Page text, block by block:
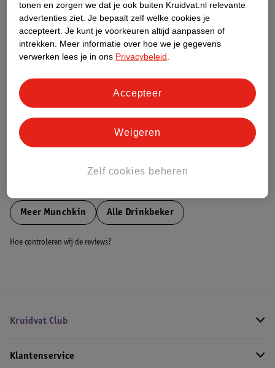
Etiketinformatie
Nature Impact Score
Dit product heeft (nog) geen Nature
Impact Score.
Meer informatie
Bestel & Bezorginformatie
Meer Munchkin Alle Drinkbeker
Hoe controleren wij de reviews?
Kruidvat Club
Klantenservice
tonen en zorgen we dat je ook buiten Kruidvat.nl relevante
advertenties ziet. Je bepaalt zelf welke cookies je
accepteert. Je kunt je voorkeuren altijd aanpassen of
intrekken.
Meer informatie over hoe we je gegevens
verwerken lees je in ons Privacybeleid
Zelf cookies beheren
Weigeren
Accepteer